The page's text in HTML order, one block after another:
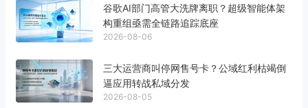
谷歌AI部门高管大洗牌离职？超级智能体架
构重组亟需全链路追踪底座
2026-08-06
三大运营商叫停网售号卡？公域红利枯竭倒
逼应用转战私域分发
2026-08-05